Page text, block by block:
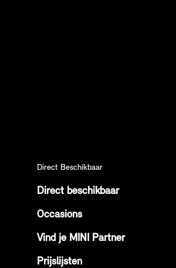
Direct Beschikbaar
Direct beschikbaar
Occasions
Vind je MINI Partner
Prijslijsten